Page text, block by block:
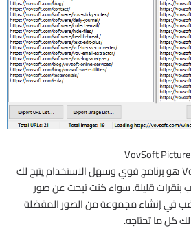
VovSoft Picture Downloader هو برنامج قوي وسهل الاستخدام يتيح لك
بنقرات قليلة. سواء كنت تبحث عن صور
في إنشاء مجموعة من الصور المفضلة
كل ما تحتاجه.